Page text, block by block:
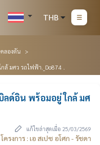
THB
ลองตัน
มศว รถไฟฟ้า._Do874 .
ลด์อิน พร้อมอยู่ ใกล้ มศ
แก้ไขล่าสุดเมื่อ 25/03/2569
โครงการ : เอ สเปซ อโศก - รัชดา